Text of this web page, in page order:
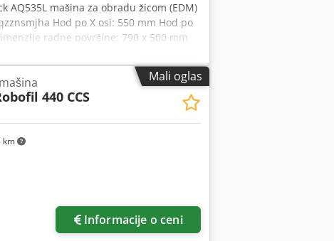
AQ535L mašina za obradu žicom (EDM)
Hod po X osi: 550 mm Hod po
radne površine: 790 x 500 mm
za radnu tečnost (Š x D): 1100 x 720
Nosivost radnog komada: Maksimalna
mm • Zatezanje žice: 300 g do 2300 g •
sa žicom: 6 kg • Rezervoar za
mm • Težina praznog rezervoara:
Mali oglas
km
440 CCS
Informacije o ceni